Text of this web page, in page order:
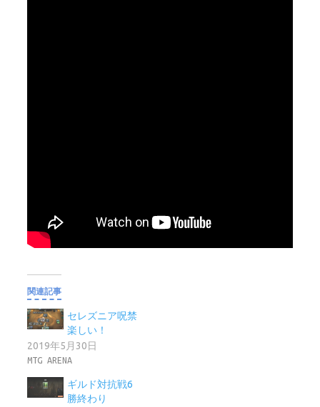
関連記事
セレズニア呪禁
楽しい！
2019年5月30日
MTG ARENA
ギルド対抗戦6
勝終わり